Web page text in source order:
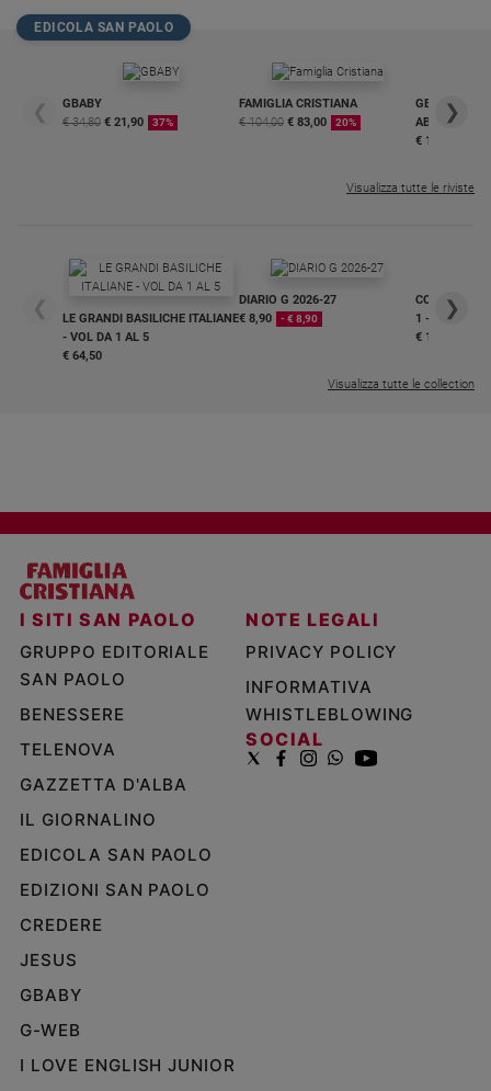
EDICOLA SAN PAOLO
❮
GBABY
€ 34,80 € 21,90 37%
FAMIGLIA CRISTIANA
€ 104,00 € 83,00 20%
GBABY
€ 16,99
❯
Visualizza tutte le riviste
❮
LE GRANDI BASILICHE ITALIANE
- VOL DA 1 AL 5
€ 64,50
DIARIO G 2026-27
€ 8,90
- € 8,90
COLLANA
1 - 2
€ 18,50
❯
Visualizza tutte le collection
I SITI SAN PAOLO
GRUPPO EDITORIALE
SAN PAOLO
BENESSERE
TELENOVA
GAZZETTA D'ALBA
IL GIORNALINO
EDICOLA SAN PAOLO
EDIZIONI SAN PAOLO
CREDERE
JESUS
GBABY
G-WEB
I LOVE ENGLISH JUNIOR
NOTE LEGALI
PRIVACY POLICY
INFORMATIVA
WHISTLEBLOWING
SOCIAL